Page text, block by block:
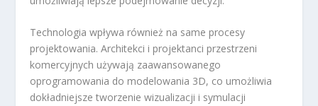
Technologia wpływa również na same procesy
projektowania. Architekci i projektanci przestrzeni
komercyjnych używają zaawansowanego
oprogramowania do modelowania 3D, co umożliwia
dokładniejsze tworzenie wizualizacji i symulacji